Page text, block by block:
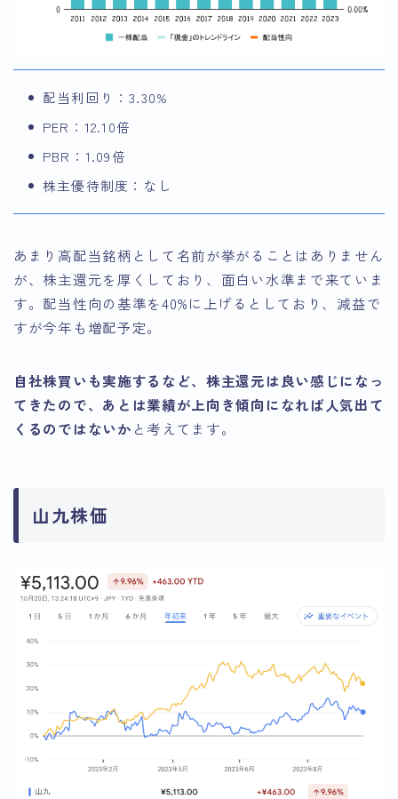
配当利回り：3.30%
PER：12.10倍
PBR：1.09倍
株主優待制度：なし
あまり高配当銘柄として名前が挙がることはありません
が、株主還元を厚くしており、面白い水準まで来ていま
す。配当性向の基準を40%に上げるとしており、減益で
すが今年も増配予定。
自社株買いも実施するなど、株主還元は良い感じになっ
てきたので、あとは業績が上向き傾向になれば人気出て
くるのではないか と考えてます。
山九株価